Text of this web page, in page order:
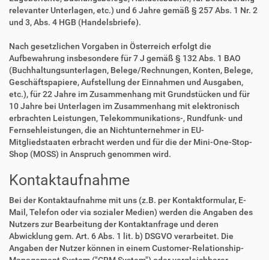
relevanter Unterlagen, etc.) und 6 Jahre gemäß § 257 Abs. 1 Nr. 2
und 3, Abs. 4 HGB (Handelsbriefe).
Nach gesetzlichen Vorgaben in Österreich erfolgt die
Aufbewahrung insbesondere für 7 J gemäß § 132 Abs. 1 BAO
(Buchhaltungsunterlagen, Belege/Rechnungen, Konten, Belege,
Geschäftspapiere, Aufstellung der Einnahmen und Ausgaben,
etc.), für 22 Jahre im Zusammenhang mit Grundstücken und für
10 Jahre bei Unterlagen im Zusammenhang mit elektronisch
erbrachten Leistungen, Telekommunikations-, Rundfunk- und
Fernsehleistungen, die an Nichtunternehmer in EU-
Mitgliedstaaten erbracht werden und für die der Mini-One-Stop-
Shop (MOSS) in Anspruch genommen wird.
Kontaktaufnahme
Bei der Kontaktaufnahme mit uns (z.B. per Kontaktformular, E-
Mail, Telefon oder via sozialer Medien) werden die Angaben des
Nutzers zur Bearbeitung der Kontaktanfrage und deren
Abwicklung gem. Art. 6 Abs. 1 lit. b) DSGVO verarbeitet. Die
Angaben der Nutzer können in einem Customer-Relationship-